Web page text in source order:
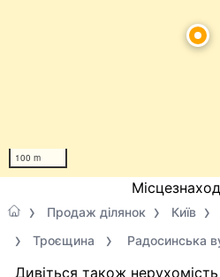
100 m
Продаж ділянок Київ
Троєщина
Радосинська
Дивіться також